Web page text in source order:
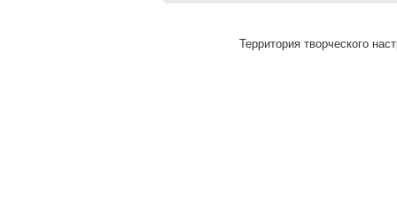
Территория творческого